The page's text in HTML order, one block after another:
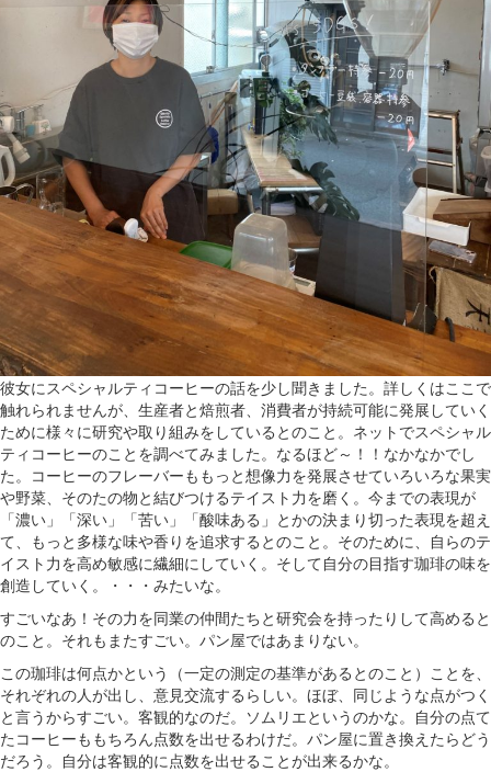
彼女にスペシャルティコーヒーの話を少し聞きました。詳しくはここで
触れられませんが、生産者と焙煎者、消費者が持続可能に発展していく
ために様々に研究や取り組みをしているとのこと。ネットでスペシャル
ティコーヒーのことを調べてみました。なるほど～！！なかなかでし
た。コーヒーのフレーバーももっと想像力を発展させていろいろな果実
や野菜、そのたの物と結びつけるテイスト力を磨く。今までの表現が
「濃い」「深い」「苦い」「酸味ある」とかの決まり切った表現を超え
て、もっと多様な味や香りを追求するとのこと。そのために、自らのテ
イスト力を高め敏感に繊細にしていく。そして自分の目指す珈琲の味を
創造していく。・・・みたいな。
すごいなあ！その力を同業の仲間たちと研究会を持ったりして高めると
のこと。それもまたすごい。パン屋ではあまりない。
この珈琲は何点かという（一定の測定の基準があるとのこと）ことを、
それぞれの人が出し、意見交流するらしい。ほぼ、同じような点がつく
と言うからすごい。客観的なのだ。ソムリエというのかな。自分の点て
たコーヒーももちろん点数を出せるわけだ。パン屋に置き換えたらどう
だろう。自分は客観的に点数を出せることが出来るかな。